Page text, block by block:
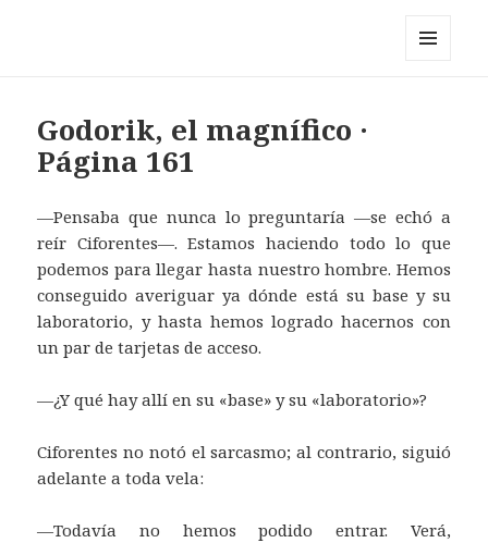
Godorik, el magnífico ·
Página 161
—Pensaba que nunca lo preguntaría —se echó a
reír Ciforentes—. Estamos haciendo todo lo que
podemos para llegar hasta nuestro hombre. Hemos
conseguido averiguar ya dónde está su base y su
laboratorio, y hasta hemos logrado hacernos con
un par de tarjetas de acceso.
—¿Y qué hay allí en su «base» y su «laboratorio»?
Ciforentes no notó el sarcasmo; al contrario, siguió
adelante a toda vela:
—Todavía no hemos podido entrar. Verá,